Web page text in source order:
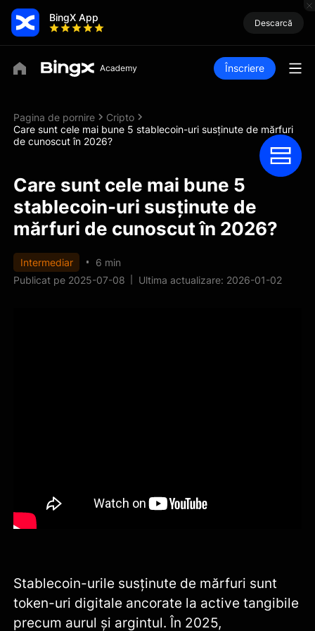
BingX App Descarcă
Înscriere
Pagina de pornire
Cripto
Care sunt cele mai bune 5 stablecoin-uri susținute de mărfuri
de cunoscut în 2026?
Care sunt cele mai bune 5
stablecoin-uri susținute de
mărfuri de cunoscut în 2026?
Intermediar
6 min
Publicat pe 2025-07-08
Ultima actualizare: 2026-01-02
Stablecoin-urile susținute de mărfuri sunt
token-uri digitale ancorate la active tangibile
precum aurul și argintul. În 2025,